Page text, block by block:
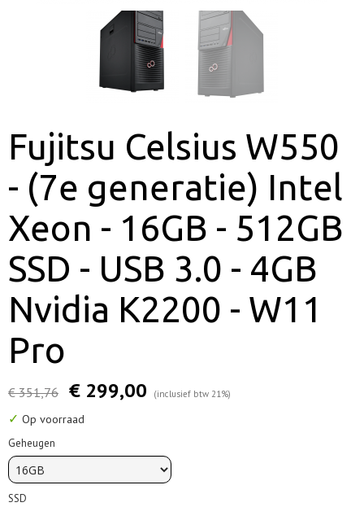
Fujitsu Celsius W550
- (7e generatie) Intel
Xeon - 16GB - 512GB
SSD - USB 3.0 - 4GB
Nvidia K2200 - W11
Pro
€ 351,76 € 299,00 (inclusief btw 21%)
✓ Op voorraad
Geheugen
SSD